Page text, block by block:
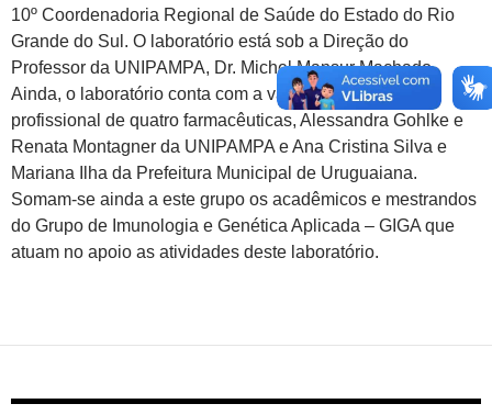
10º Coordenadoria Regional de Saúde do Estado do Rio
Grande do Sul. O laboratório está sob a Direção do
Professor da UNIPAMPA, Dr. Michel Mansur Machado.
Ainda, o laboratório conta com a valorosa experiência
profissional de quatro farmacêuticas, Alessandra Gohlke e
Renata Montagner da UNIPAMPA e Ana Cristina Silva e
Mariana Ilha da Prefeitura Municipal de Uruguaiana.
Somam-se ainda a este grupo os acadêmicos e mestrandos
do Grupo de Imunologia e Genética Aplicada – GIGA que
atuam no apoio as atividades deste laboratório.